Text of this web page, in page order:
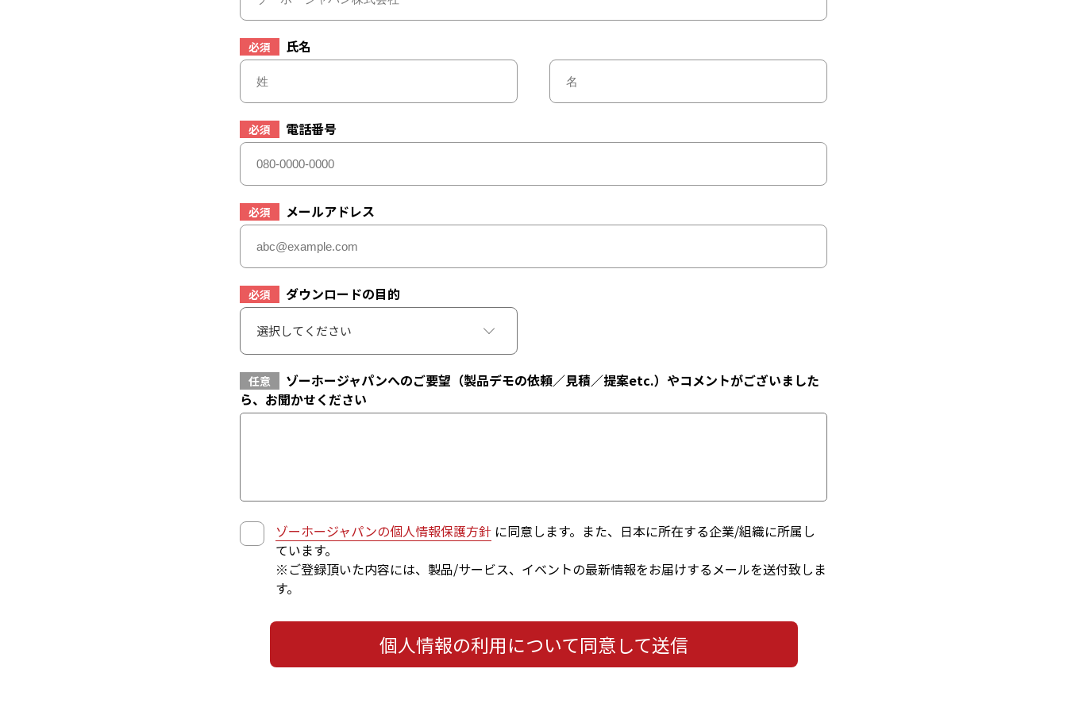
必須 氏名
必須 電話番号
必須 メールアドレス
必須 ダウンロードの目的
選択してください
任意
ゾーホージャパンへのご要望（製品デモの依頼／見積／提案etc.）やコメントがございました
ら、お聞かせください
ゾーホージャパンの個人情報保護方針 に同意します。また、日本に所在する企業/組織に所属し
ています。
※ご登録頂いた内容には、製品/サービス、イベントの最新情報をお届けするメールを送付致しま
す。
個人情報の利用について同意して送信